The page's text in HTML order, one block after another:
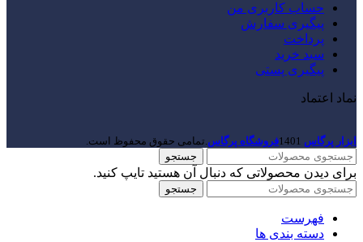
حساب کاربری من
پیگیری سفارش
پرداخت
سبد خرید
پیگیری پستی
نماد اعتماد
ابزار پرگاس 1401فروشگاه پرگاس.تمامی حقوق محفوظ است.
جستجو
برای دیدن محصولاتی که دنبال آن هستید تایپ کنید.
جستجو
فهرست
دسته بندی ها